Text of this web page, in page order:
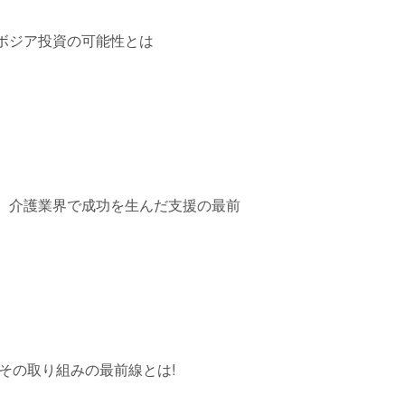
ジア投資の可能性とは
介護業界で成功を生んだ支援の最前
の取り組みの最前線とは!